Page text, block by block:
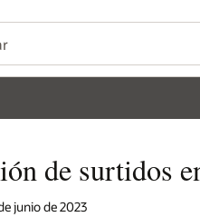
de surtidos
junio de 2023